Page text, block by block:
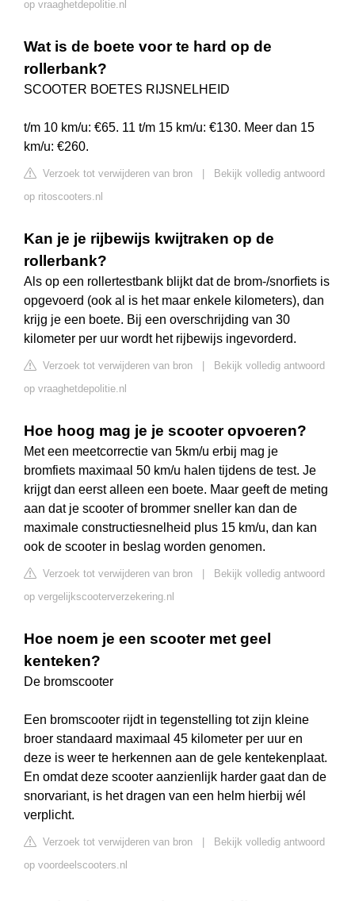
op vraaghetdepolitie.nl
Wat is de boete voor te hard op de
rollerbank?
SCOOTER BOETES RIJSNELHEID
t/m 10 km/u: €65. 11 t/m 15 km/u: €130. Meer dan 15
km/u: €260.
Verzoek tot verwijderen van bron
Bekijk volledig antwoord
op ritoscooters.nl
Kan je je rijbewijs kwijtraken op de
rollerbank?
Als op een rollertestbank blijkt dat de brom-/snorfiets is
opgevoerd (ook al is het maar enkele kilometers), dan
krijg je een boete. Bij een overschrijding van 30
kilometer per uur wordt het rijbewijs ingevorderd.
Verzoek tot verwijderen van bron
Bekijk volledig antwoord
op vraaghetdepolitie.nl
Hoe hoog mag je je scooter opvoeren?
Met een meetcorrectie van 5km/u erbij mag je
bromfiets maximaal 50 km/u halen tijdens de test. Je
krijgt dan eerst alleen een boete. Maar geeft de meting
aan dat je scooter of brommer sneller kan dan de
maximale constructiesnelheid plus 15 km/u, dan kan
ook de scooter in beslag worden genomen.
Verzoek tot verwijderen van bron
Bekijk volledig antwoord
op vergelijkscooterverzekering.nl
Hoe noem je een scooter met geel
kenteken?
De bromscooter
Een bromscooter rijdt in tegenstelling tot zijn kleine
broer standaard maximaal 45 kilometer per uur en
deze is weer te herkennen aan de gele kentekenplaat.
En omdat deze scooter aanzienlijk harder gaat dan de
snorvariant, is het dragen van een helm hierbij wél
verplicht.
Verzoek tot verwijderen van bron
Bekijk volledig antwoord
op voordeelscooters.nl